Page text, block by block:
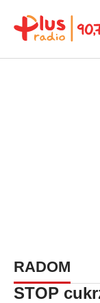
RADOM
STOP